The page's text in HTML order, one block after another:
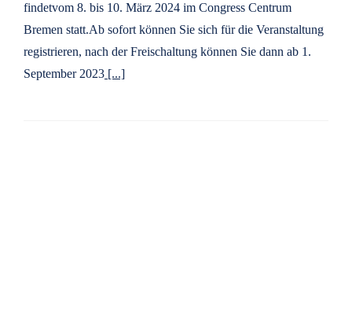
findetvom 8. bis 10. März 2024 im Congress Centrum
Bremen statt.Ab sofort können Sie sich für die Veranstaltung
registrieren, nach der Freischaltung können Sie dann ab 1.
September 2023[...]